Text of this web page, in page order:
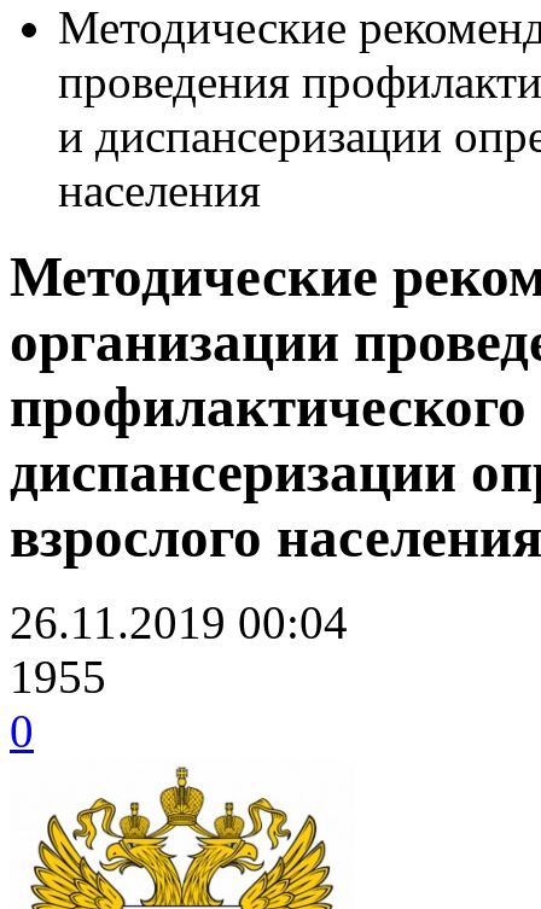
Методические
проведения
и диспансеризации
населения
Методические
организации
диспансеризации
взрослого населения
26.11.2019 00:04
1955
0